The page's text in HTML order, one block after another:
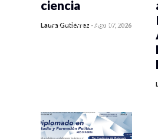
0 veces compartido
ciencia
Laura Gutiérrez -Ago 07, 2026